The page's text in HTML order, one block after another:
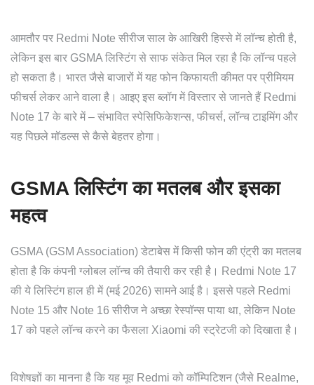
आमतौर पर Redmi Note सीरीज साल के आखिरी हिस्से में लॉन्च होती है,
लेकिन इस बार GSMA लिस्टिंग से साफ संकेत मिल रहा है कि लॉन्च पहले
हो सकता है। भारत जैसे बाजारों में यह फोन किफायती कीमत पर प्रीमियम
फीचर्स लेकर आने वाला है। आइए इस ब्लॉग में विस्तार से जानते हैं Redmi
Note 17 के बारे में – संभावित स्पेसिफिकेशन्स, फीचर्स, लॉन्च टाइमिंग और
यह पिछले मॉडल्स से कैसे बेहतर होगा।
GSMA लिस्टिंग का मतलब और इसका
महत्व
GSMA (GSM Association) डेटाबेस में किसी फोन की एंट्री का मतलब
होता है कि कंपनी ग्लोबल लॉन्च की तैयारी कर रही है। Redmi Note 17
की ये लिस्टिंग हाल ही में (मई 2026) सामने आई है। इससे पहले Redmi
Note 15 और Note 16 सीरीज ने अच्छा रेस्पॉन्स पाया था, लेकिन Note
17 को पहले लॉन्च करने का फैसला Xiaomi की स्ट्रेटजी को दिखाता है।
विशेषज्ञों का मानना है कि यह मूव Redmi को कॉम्पिटिशन (जैसे Realme,